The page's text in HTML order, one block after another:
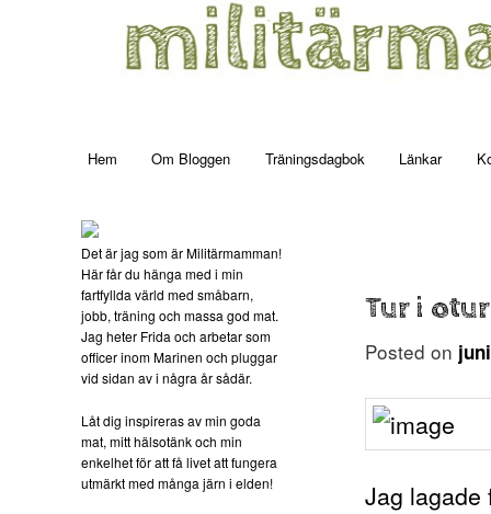
Skip to primary content
Hem Om Bloggen Träningsdagbok Länkar
Tur i
Posted on
Jag lagade
Det är jag som är Militärmamman!
Här får du hänga med i min
fartfyllda värld med småbarn,
jobb, träning och massa god mat.
Jag heter Frida och arbetar som
officer inom Marinen och pluggar
vid sidan av i några år sådär.
Låt dig inspireras av min goda
mat, mitt hälsotänk och min
enkelhet för att få livet att fungera
utmärkt med många järn i elden!